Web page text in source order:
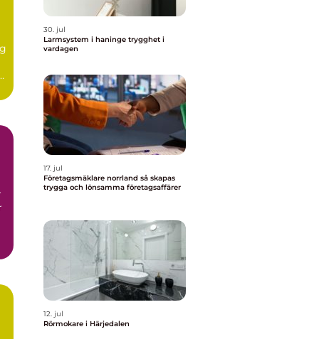
30. jul
Larmsystem i haninge trygghet i
vardagen
17. jul
Företagsmäklare norrland så skapas
trygga och lönsamma företagsaffärer
12. jul
Rörmokare i Härjedalen